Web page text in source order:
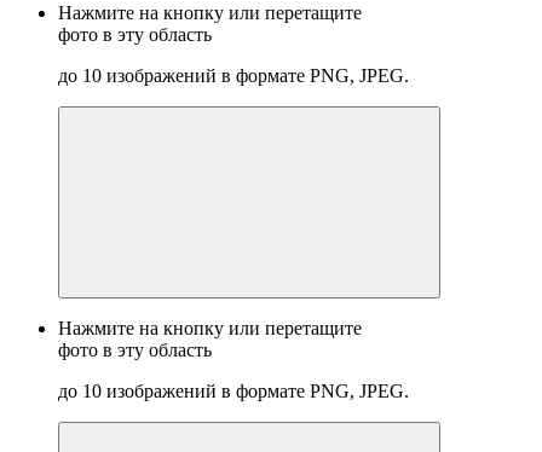
Нажмите на кнопку или перетащите
фото в эту область
до 10 изображений в формате PNG, JPEG.
Нажмите на кнопку или перетащите
фото в эту область
до 10 изображений в формате PNG, JPEG.